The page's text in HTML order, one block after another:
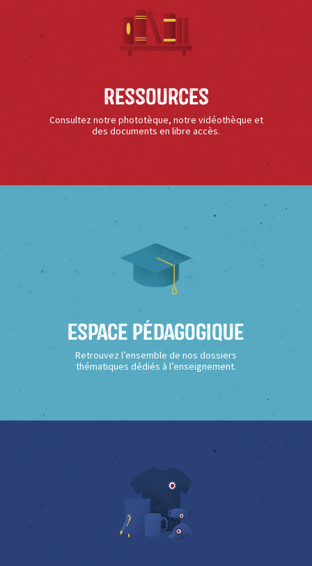
Ressources
Consultez notre phototèque, notre vidéothèque et
des documents en libre accès.
Espace Pédagogique
Retrouvez l’ensemble de nos dossiers
thématiques dédiés à l’enseignement.